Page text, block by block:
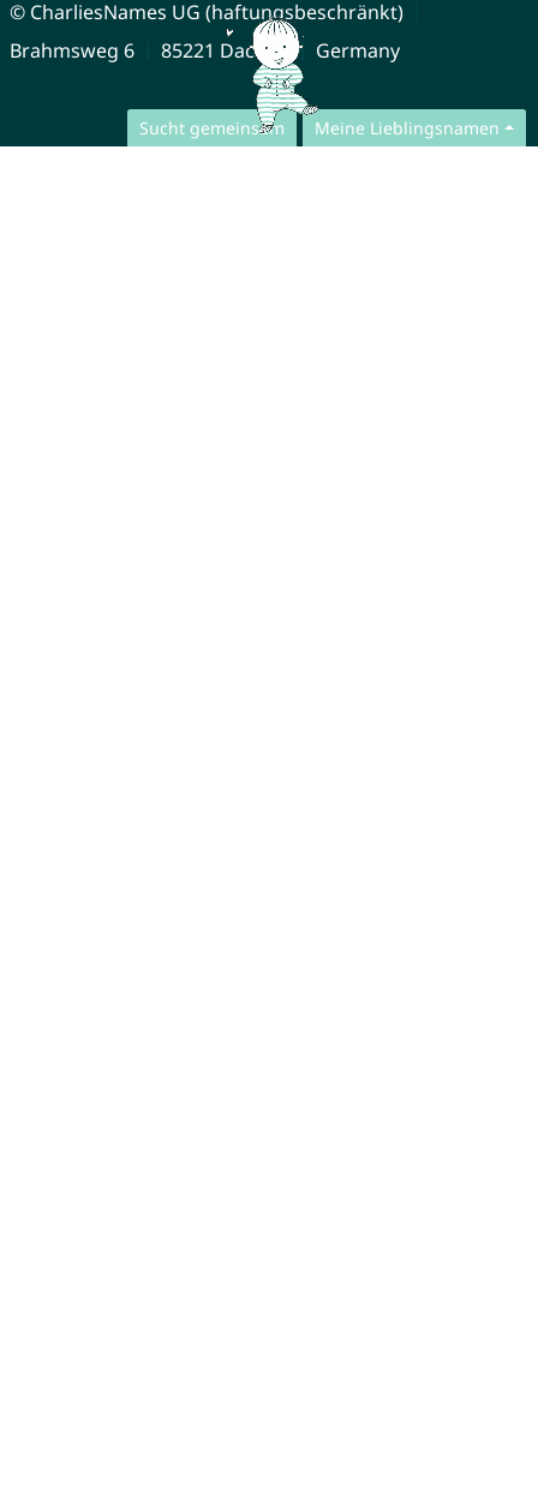
Sucht gemeinsam Meine Lieblingsnamen
© CharliesNames UG (haftungsbeschränkt)
Brahmsweg 6
85221 Dachau Germany